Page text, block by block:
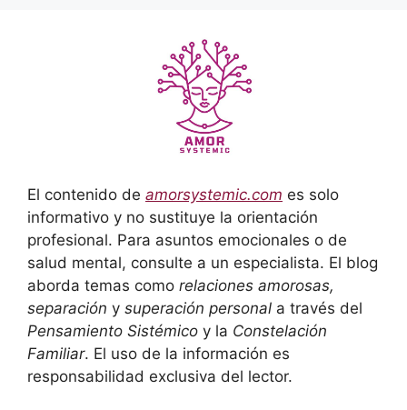
El contenido de amorsystemic.com es solo
informativo y no sustituye la orientación
profesional. Para asuntos emocionales o de
salud mental, consulte a un especialista. El blog
aborda temas como relaciones amorosas,
separación y superación personal a través del
Pensamiento Sistémico y la Constelación
Familiar. El uso de la información es
responsabilidad exclusiva del lector.